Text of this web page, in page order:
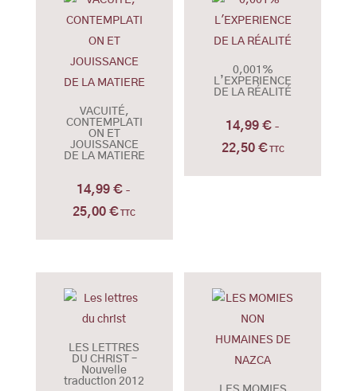
21,00 €
VACUITÉ,
CONTEMPLATI
ON ET
JOUISSANCE
DE LA MATIERE
14,99€ –
25,00€Plage
14,99 €
à
25,00 €
TTC
0,001%
L’EXPERIENCE
DE LA RÉALITÉ
14,99 € –
22,50 €Plage
TTC
LES LETTRES
DU CHRIST –
Nouvelle
traduction 2012